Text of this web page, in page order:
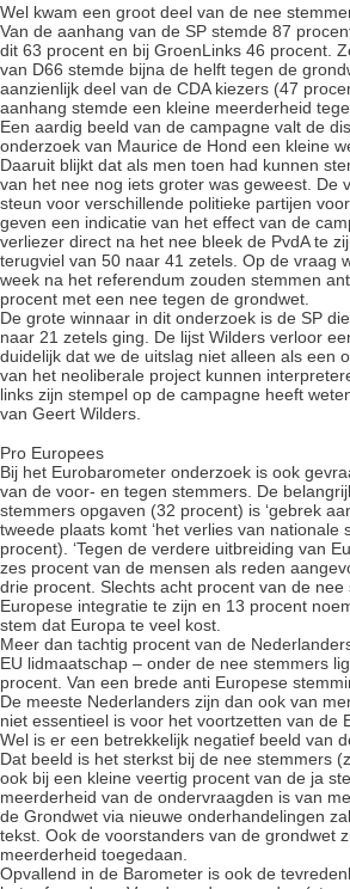
Wel kwam een groot deel van de nee
Van de aanhang van de SP stemde 87
dit 63 procent en bij GroenLinks 46 procent.
van D66 stemde bijna de helft tegen de
aanzienlijk deel van de CDA kiezers (47
aanhang stemde een kleine meerderheid
Een aardig beeld van de campagne valt de
onderzoek van Maurice de Hond een kleine
Daaruit blijkt dat als men toen had kunnen
van het nee nog iets groter was geweest. De
steun voor verschillende politieke partijen
geven een indicatie van het effect van de
verliezer direct na het nee bleek de PvdA te
terugviel van 50 naar 41 zetels. Op de vraag
week na het referendum zouden stemmen
procent met een nee tegen de grondwet.
De grote winnaar in dit onderzoek is de SP
naar 21 zetels ging. De lijst Wilders verloor
duidelijk dat we de uitslag niet alleen als een
van het neoliberale project kunnen
links zijn stempel op de campagne heeft
van Geert Wilders.
Pro Europees
Bij het Eurobarometer onderzoek is ook
van de voor- en tegen stemmers. De
stemmers opgaven (32 procent) is ‘gebrek
tweede plaats komt ‘het verlies van nationale
procent). ‘Tegen de verdere uitbreiding van
zes procent van de mensen als reden
drie procent. Slechts acht procent van de
Europese integratie te zijn en 13 procent
stem dat Europa te veel kost.
Meer dan tachtig procent van de
EU lidmaatschap – onder de nee stemmers
procent. Van een brede anti Europese
De meeste Nederlanders zijn dan ook van
niet essentieel is voor het voortzetten van de
Wel is er een betrekkelijk negatief beeld van
Dat beeld is het sterkst bij de nee stemmers
ook bij een kleine veertig procent van de ja
meerderheid van de ondervraagden is van
de Grondwet via nieuwe onderhandelingen
tekst. Ook de voorstanders van de grondwet
meerderheid toegedaan.
Opvallend in de Barometer is ook de